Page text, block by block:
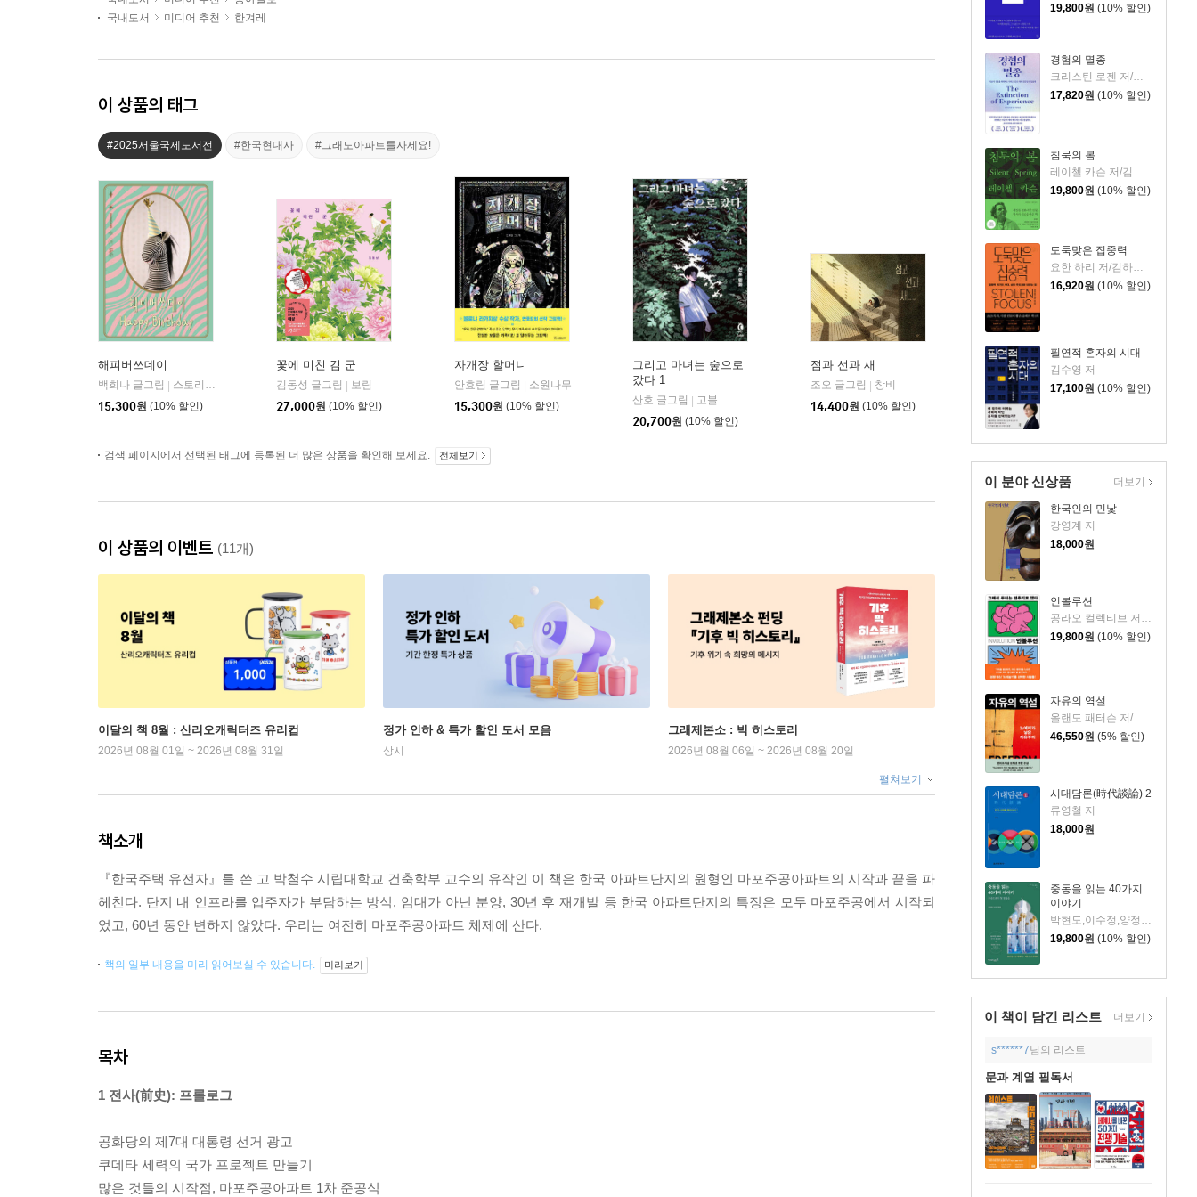
19,800원 (10% 할인)
경험의 멸종
크리스틴 로젠 저/이영래 역
17,820원 (10% 할인)
침묵의 봄
레이첼 카슨 저/김은령 역/홍욱희 감수
19,800원 (10% 할인)
도둑맞은 집중력
요한 하리 저/김하현 역
16,920원 (10% 할인)
필연적 혼자의 시대
김수영 저
17,100원 (10% 할인)
이 분야 신상품
한국인의 민낯
강영계 저
18,000원
인볼루션
공라오 컬렉티브 저/홍명교 역
19,800원 (10% 할인)
자유의 역설
올랜도 패터슨 저/김혁 역
46,550원 (5% 할인)
시대담론(時代談論) 2
류영철 저
18,000원
중동을 읽는 40가지
이야기
19,800원 (10% 할인)
더보기
이 책이 담긴 리스트 더보기
s******7님의 리스트
문과 계열 필독서
국내도서
미디어 추천 한겨레
이 상품의 태그
#2025서울국제도서전 #한국현대사 #그래도아파트를사세요!
해피버쓰데이
백희나 글그림
스토리보울
15,300원 (10% 할인)
꽃에 미친 김 군
김동성 글그림
보림
27,000원 (10% 할인)
자개장 할머니
안효림 글그림
소원나무
15,300원 (10% 할인)
그리고 마녀는 숲으로
갔다 1
산호 글그림
고블
20,700원 (10% 할인)
점과 선과 새
조오 글그림
창비
14,400원 (10% 할인)
검색 페이지에서 선택된 태그에 등록된 더 많은 상품을 확인해 보세요. 전체보기
이 상품의 이벤트 (11개)
이달의 책 8월 : 산리오캐릭터즈 유리컵
2026년 08월 01일 ~ 2026년 08월 31일
정가 인하 & 특가 할인 도서 모음
상시
그래제본소 : 빅 히스토리
2026년 08월 06일 ~ 2026년 08월 20일
펼쳐보기
책소개
『한국주택 유전자』를 쓴 고 박철수 시립대학교 건축학부 교수의 유작인 이 책은 한국 아파트단지의 원형인 마포주공아파트의 시작과 끝을 파
헤친다. 단지 내 인프라를 입주자가 부담하는 방식, 임대가 아닌 분양, 30년 후 재개발 등 한국 아파트단지의 특징은 모두 마포주공에서 시작되
었고, 60년 동안 변하지 않았다. 우리는 여전히 마포주공아파트 체제에 산다.
책의 일부 내용을 미리 읽어보실 수 있습니다. 미리보기
목차
1 전사(前史): 프롤로그
공화당의 제7대 대통령 선거 광고
쿠데타 세력의 국가 프로젝트 만들기
많은 것들의 시작점, 마포주공아파트 1차 준공식